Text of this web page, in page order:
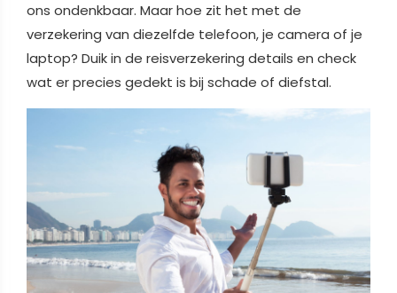
ons ondenkbaar. Maar hoe zit het met de
verzekering van diezelfde telefoon, je camera of je
laptop? Duik in de reisverzekering details en check
wat er precies gedekt is bij schade of diefstal.